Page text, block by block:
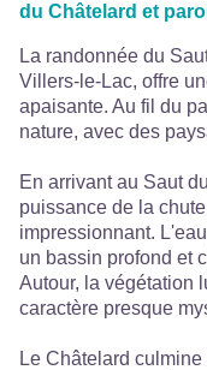
du Châtelard et
La randonnée du
Villers-le-Lac, offre
apaisante. Au fil du
nature, avec des
En arrivant au Saut
puissance de la
impressionnant.
un bassin profond et
Autour, la végétation
caractère presque
Le Châtelard